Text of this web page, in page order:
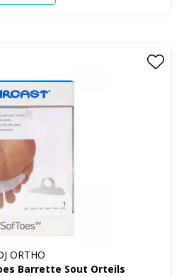
ORTHO
Barrette Sout Orteils